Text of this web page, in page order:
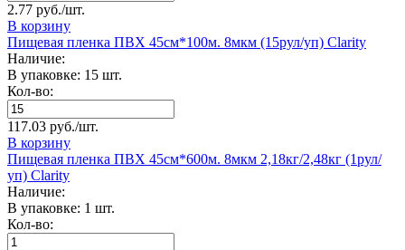
2.77 руб./шт.
В корзину
Пищевая пленка ПВХ 45см*100м. 8мкм (15рул/уп) Clarity
Наличие:
В упаковке: 15 шт.
Кол-во:
117.03 руб./шт.
В корзину
Пищевая пленка ПВХ 45см*600м. 8мкм 2,18кг/2,48кг (1рул/
уп) Clarity
Наличие:
В упаковке: 1 шт.
Кол-во: